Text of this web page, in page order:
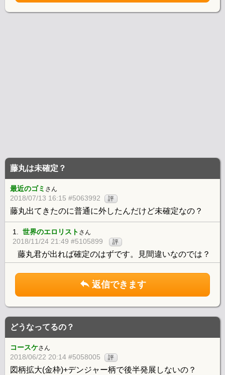
藤丸は未確定？
最近のゴミ さん
2018/07/13 16:15 #5063992 評
藤丸出てきたのに普通に外したんだけど未確定なの？
1. 世界のエロリスト さん
2018/11/24 21:49 #5105899 評
藤丸君が出れば確定のはずです。見間違いなのでは？
返信できます
どうなってるの？
コースケさん
2018/06/22 20:14 #5058005 評
図柄拡大(金枠)+デンジャー柄で後半発展しないの？